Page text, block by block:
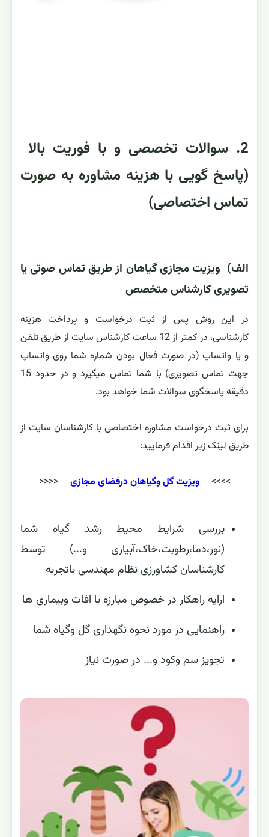
2. سوالات تخصصی و با فوریت بالا
(پاسخ گویی با هزینه مشاوره به صورت
تماس اختصاصی)
الف) ویزیت مجازی گیاهان از طریق تماس صوتی یا
تصویری کارشناس متخصص
در این روش پس از ثبت درخواست و پرداخت هزینه
کارشناسی، در کمتر از 12 ساعت کارشناس سایت از طریق تلفن
و یا واتساپ (در صورت فعال بودن شماره شما روی واتساپ
جهت تماس تصویری) با شما تماس میگیرد و در حدود 15
دقیقه پاسخگوی سوالات شما خواهد بود.
برای ثبت درخواست مشاوره اختصاصی با کارشناسان سایت از
طریق لینک زیر اقدام فرمایید:
>>>>ویزیت گل وگیاهان درفضای مجازی <<<<
بررسی شرایط محیط رشد گیاه شما
(نور،دما،رطوبت،خاک،آبیاری و...) توسط
کارشناسان کشاورزی نظام مهندسی باتجربه
ارایه راهکار در خصوص مبارزه با افات وبیماری ها
راهنمایی در مورد نحوه نگهداری گل وگیاه شما
تجویز سم وکود و... در صورت نیاز